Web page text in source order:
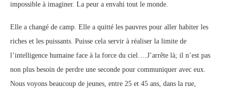
impossible à imaginer. La peur a envahi tout le monde.
Elle a changé de camp. Elle a quitté les pauvres pour aller habiter les
riches et les puissants. Puisse cela servir à réaliser la limite de
l’intelligence humaine face à la force du ciel….J’arrête là; il n’est pas
non plus besoin de perdre une seconde pour communiquer avec eux.
Nous voyons beaucoup de jeunes, entre 25 et 45 ans, dans la rue,